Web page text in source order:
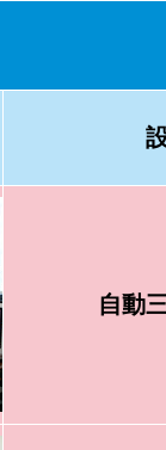
自動